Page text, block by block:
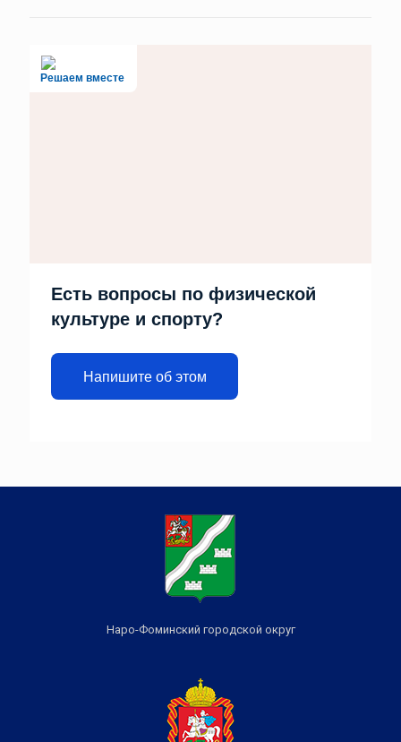
Решаем вместе
Есть вопросы по физической
культуре и спорту?
Напишите об этом
Наро-Фоминский городской округ